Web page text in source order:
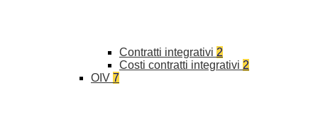
Contratti integrativi 2
Costi contratti integrativi 2
OIV 7